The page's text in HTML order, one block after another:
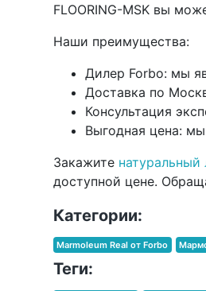
FLOORING-MSK вы
Наши преимущества:
Дилер Forbo: мы
Доставка по
Консультация
Выгодная цена:
Закажите
доступной цене.
Категории:
Marmoleum Real от Forbo
Теги: